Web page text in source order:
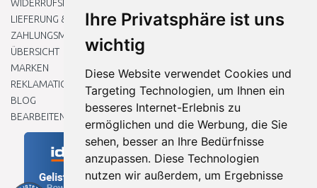
Ihre Privatsphäre ist uns
wichtig
Diese Website verwendet Cookies und
Targeting Technologien, um Ihnen ein
besseres Internet-Erlebnis zu
ermöglichen und die Werbung, die Sie
sehen, besser an Ihre Bedürfnisse
anzupassen. Diese Technologien
nutzen wir außerdem, um Ergebnisse
WIDERRUFSRECHT
LIEFERUNG & ZAHLUNG
ZAHLUNGSMETHODEN
ÜBERSICHT
MARKEN
REKLAMATIONEN UND RETOUREN
BLOG
BEARBEITEN SIE MEINE COOKIE-EINSTELLUNGEN